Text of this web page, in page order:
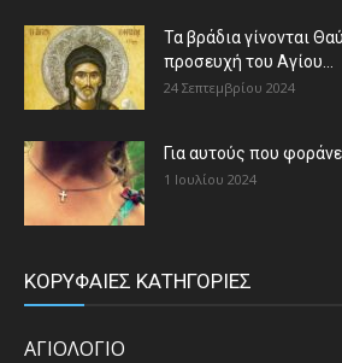
Τα βράδια γίνονται
προσευχή του Αγίου...
24 Σεπτεμβρίου 2024
Για αυτούς που
1 Ιουλίου 2024
ΚΟΡΥΦΑΙΕΣ ΚΑΤΗΓΟΡΙΕΣ
ΑΓΙΟΛΟΓΙΟ